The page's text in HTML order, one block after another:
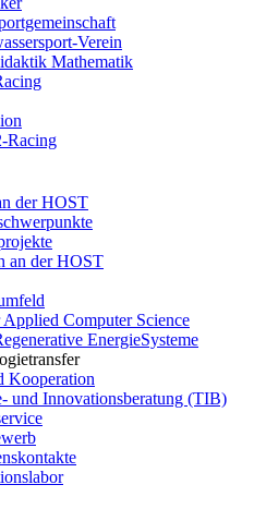
Verein
Mathematik
Racing
der HOST
an der HOST
Computer Science
EnergieSysteme
Kooperation
und Innovationsberatung (TIB)